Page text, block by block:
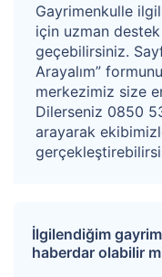
Not: Teklif vermeden
durumu hakkında
önerilmektedir.
Kazanan teklifin
alınacaktır.
Gayrimenkulle
için uzman
geçebilirsiniz.
Arayalım”
merkezimiz size
Dilerseniz 0850
arayarak
İlgilendiğim
haberdar olabilir